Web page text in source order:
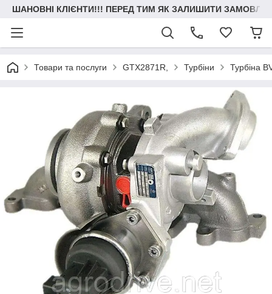
ШАНОВНІ КЛІЄНТИ!!! ПЕРЕД ТИМ ЯК ЗАЛИШИТИ
Товари та послуги GTX2871R, Турбіни Турбіна